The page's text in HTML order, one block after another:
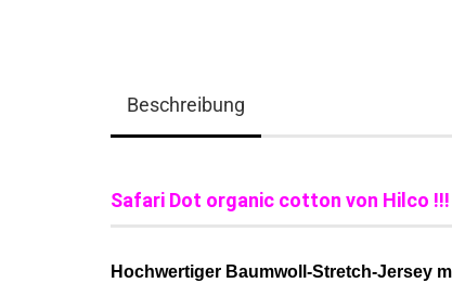
Beschreibung
Safari Dot organic cotton von Hilco !!!
Hochwertiger Baumwoll-Stretch-Jersey